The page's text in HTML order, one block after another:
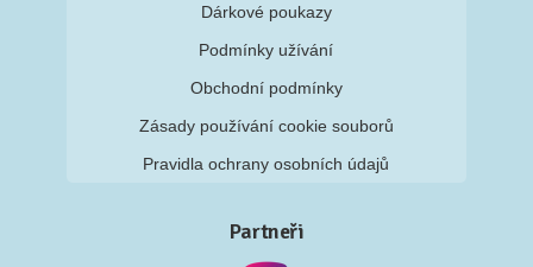
Dárkové poukazy
Podmínky užívání
Obchodní podmínky
Zásady používání cookie souborů
Pravidla ochrany osobních údajů
Partneři